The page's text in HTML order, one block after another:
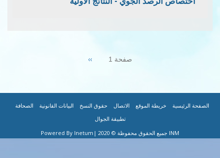
صفحة 1 Next››
FOOTER
MENU
الصفحة الرئيسية| خريطة الموقع| الاتصال| حقوق النسخ| البيانات القانونية| الصحافة|
تطبيقة الجوال
INM جميع الحقوق محفوظة © 2020 |Powered By Inetum